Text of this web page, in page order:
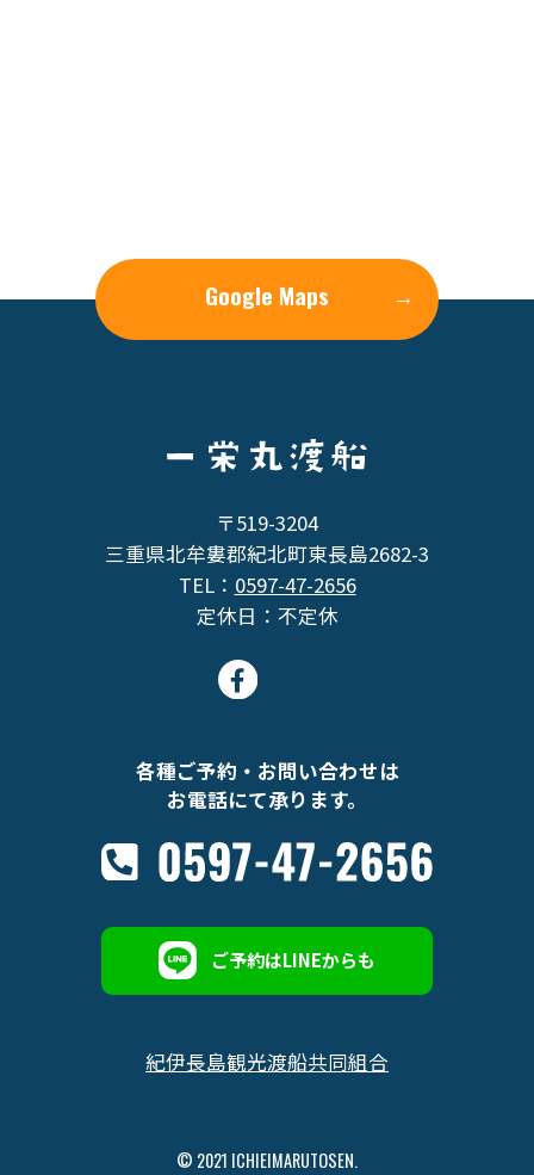
Google Maps →
〒519-3204
三重県北牟婁郡紀北町東長島2682-3
TEL： 0597-47-2656
定休日：不定休
各種ご予約・お問い合わせは
お電話にて承ります。
ご予約はLINEからも
紀伊長島観光渡船共同組合
© 2021 ICHIEIMARUTOSEN.